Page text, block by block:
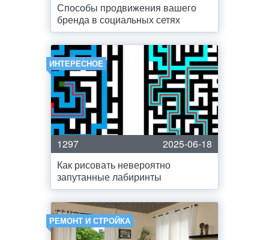
Способы продвижения вашего
бренда в социальных сетях
ИНТЕРЕСНОЕ
1297
2025-06-18
Как рисовать невероятно
запутанные лабиринты
РЕМОНТ И СТРОЙКА